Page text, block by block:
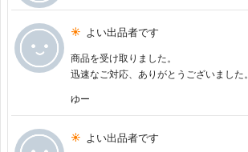
よい出品者です
商品を受け取りました。
迅速なご対応、ありがとうございました。
ゆー
よい出品者です